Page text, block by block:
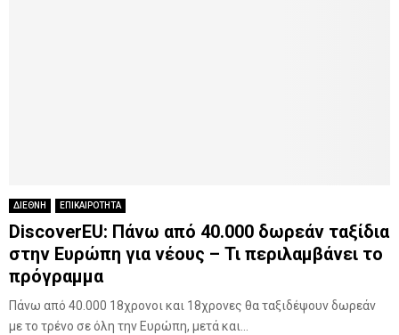
ΔΙΕΘΝΗ ΕΠΙΚΑΙΡΟΤΗΤΑ
DiscoverEU: Πάνω από 40.000 δωρεάν ταξίδια
στην Ευρώπη για νέους – Τι περιλαμβάνει το
πρόγραμμα
Πάνω από 40.000 18χρονοι και 18χρονες θα ταξιδέψουν δωρεάν
με το τρένο σε όλη την Ευρώπη, μετά και...